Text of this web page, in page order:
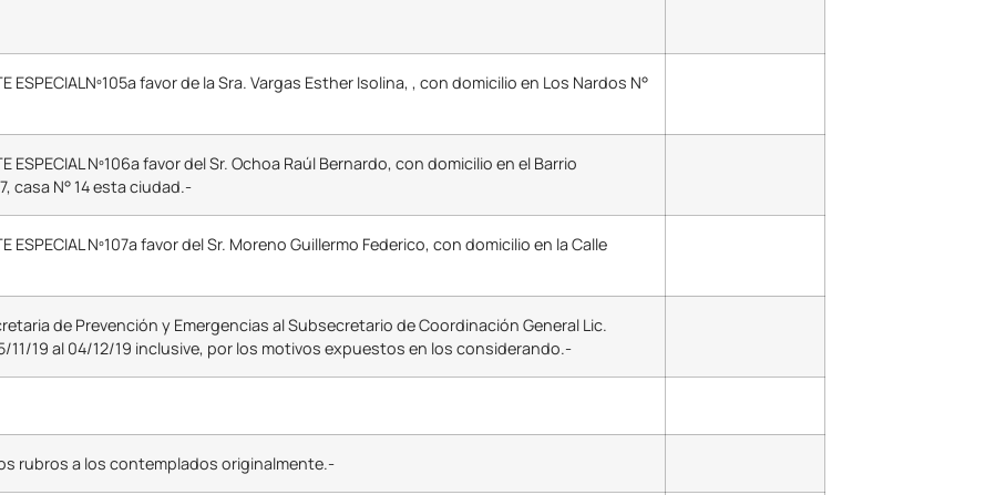
ESPECIALNº105a favor de la Sra. Vargas Esther Isolina, , con domicilio en Los Nardos N°
ESPECIAL Nº106a favor del Sr. Ochoa Raúl Bernardo, con domicilio en el Barrio
casa N° 14 esta ciudad.-
ESPECIAL Nº107a favor del Sr. Moreno Guillermo Federico, con domicilio en la Calle
de Prevención y Emergencias al Subsecretario de Coordinación General Lic.
11/19 al 04/12/19 inclusive, por los motivos expuestos en los considerando.-
rubros a los contemplados originalmente.-